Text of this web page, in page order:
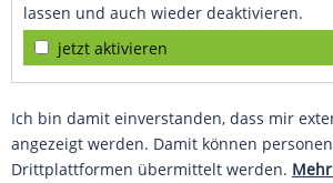
lassen und auch wieder deaktivieren.
jetzt aktivieren
Ich bin damit einverstanden, dass mir
angezeigt werden. Damit können
Drittplattformen übermittelt werden.